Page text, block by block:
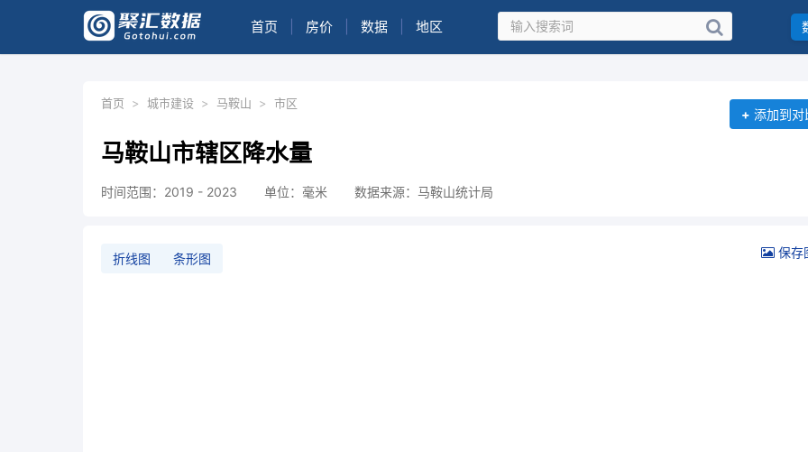
首页 房价 数据 地区
首页 > 城市建设 > 马鞍山 > 市区
马鞍山市辖区降水量
时间范围：2019 - 2023 单位：毫米 数据来源：马鞍山统计局
+ 添加到对
折线图 条形图 保存